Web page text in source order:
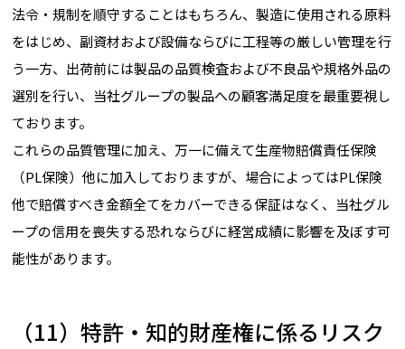
法令・規制を順守することはもちろん、製造に使用される原料
をはじめ、副資材および設備ならびに工程等の厳しい管理を行
う一方、出荷前には製品の品質検査および不良品や規格外品の
選別を行い、当社グループの製品への顧客満足度を最重要視し
ております。
これらの品質管理に加え、万一に備えて生産物賠償責任保険
（PL保険）他に加入しておりますが、場合によってはPL保険
他で賠償すべき金額全てをカバーできる保証はなく、当社グル
ープの信用を喪失する恐れならびに経営成績に影響を及ぼす可
能性があります。
（11）特許・知的財産権に係るリスク